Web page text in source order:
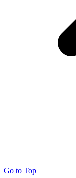
Go to Top